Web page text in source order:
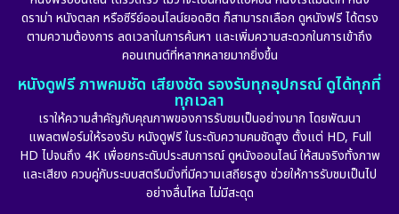
ดราม่า หนังตลก หรือซีรีย์ออนไลน์ยอดฮิต ก็สามารถเลือก ดูหนังฟรี ได้ตรง
ตามความต้องการ ลดเวลาในการค้นหา และเพิ่มความสะดวกในการเข้าถึง
คอนเทนต์ที่หลากหลายมากยิ่งขึ้น
หนังดูฟรี ภาพคมชัด เสียงชัด รองรับทุกอุปกรณ์ ดูได้ทุกที่
ทุกเวลา
เราให้ความสำคัญกับคุณภาพของการรับชมเป็นอย่างมาก โดยพัฒนา
แพลตฟอร์มให้รองรับ หนังดูฟรี ในระดับความคมชัดสูง ตั้งแต่ HD, Full
HD ไปจนถึง 4K เพื่อยกระดับประสบการณ์ ดูหนังออนไลน์ ให้สมจริงทั้งภาพ
และเสียง ควบคู่กับระบบสตรีมมิ่งที่มีความเสถียรสูง ช่วยให้การรับชมเป็นไป
อย่างลื่นไหล ไม่มีสะดุด